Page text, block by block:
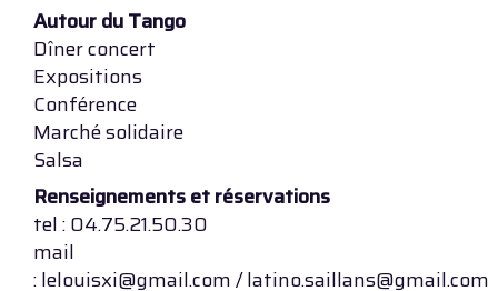
Autour du Tango
Dîner concert
Expositions
Conférence
Marché solidaire
Salsa
Renseignements et réservations
tel : 04.75.21.50.30
mail
: lelouisxi@gmail.com / latino.saillans@gmail.com